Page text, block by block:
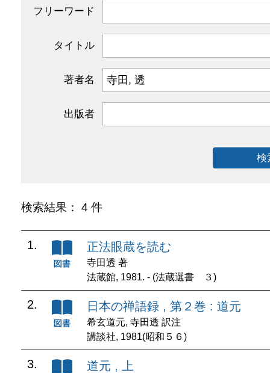
フリーワード
タイトル
著者名
出版者
検
検索結果： 4 件
1. 正法眼蔵を読む
寺田透 著
法蔵館, 1981. - (法蔵選書 ３)
2. 日本の禅語録 , 第２巻 : 道元
希玄道元, 寺田透 訳注
講談社, 1981(昭和５６)
3. 道元 , 上